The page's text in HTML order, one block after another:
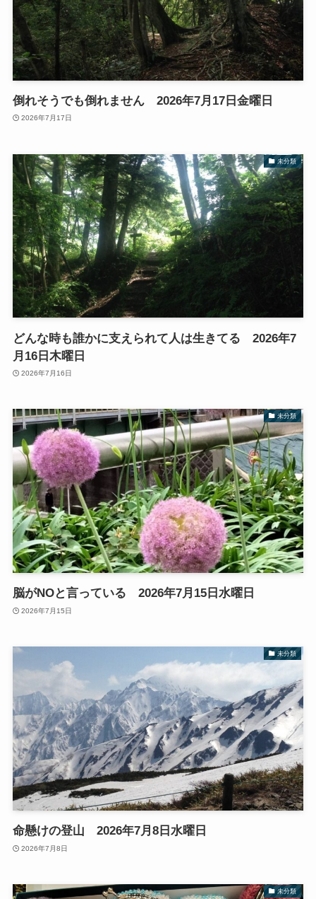
倒れそうでも倒れません 2026年7月17日金曜日
2026年7月17日
未分類
どんな時も誰かに支えられて人は生きてる 2026年7
月16日木曜日
2026年7月16日
未分類
脳がNOと言っている 2026年7月15日水曜日
2026年7月15日
未分類
命懸けの登山 2026年7月8日水曜日
2026年7月8日
未分類